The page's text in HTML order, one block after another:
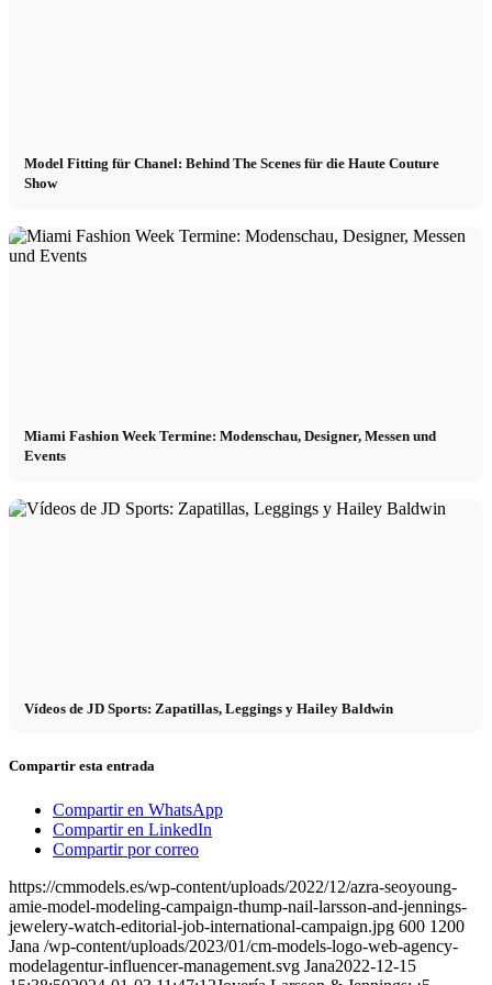
Model Fitting für Chanel: Behind The Scenes für die Haute Couture
Show
Miami Fashion Week Termine: Modenschau, Designer, Messen und
Events
Vídeos de JD Sports: Zapatillas, Leggings y Hailey Baldwin
Compartir esta entrada
Compartir en WhatsApp
Compartir en LinkedIn
Compartir por correo
https://cmmodels.es/wp-content/uploads/2022/12/azra-seoyoung-
amie-model-modeling-campaign-thump-nail-larsson-and-jennings-
jewelery-watch-editorial-job-international-campaign.jpg 600 1200
Jana /wp-content/uploads/2023/01/cm-models-logo-web-agency-
modelagentur-influencer-management.svg Jana2022-12-15